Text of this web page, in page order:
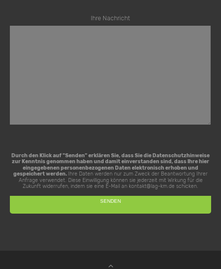
Ihre Nachricht
Durch den Klick auf "Senden" erklären Sie, dass Sie dieDatenschutzhinweise
zur Kenntnis genommen haben und damit einverstanden sind, dass Ihre hier
eingegebenen personenbezogenen Daten elektronisch erhoben und
gespeichert werden. Ihre Daten werden nur zum Zweck der Beantwortung Ihrer
Anfrage verwendet. Diese Einwilligung können sie jederzeit mit Wirkung für die
Zukunft widerrufen, indem sie eine E-Mail an kontakt@lag-km.de schicken.